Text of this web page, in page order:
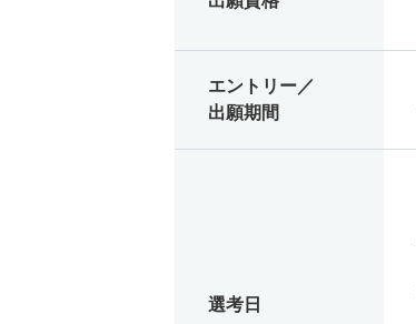
エントリー／
出願期間
選考日